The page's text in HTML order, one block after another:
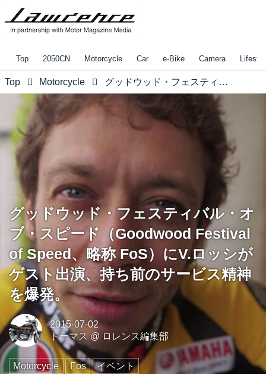
Top 2050CN Motorcycle Car e-Bike Camera
Top Motorcycle グッドウッド・フェスティバル・オブ・スピード（Goodwood Festival of Speed、略称 FoS）にV.ロッシがゲスト出演、持ち前のサービス精神を爆発。
グッドウッド・フェスティバル・オ
ブ・スピード（Goodwood Festival
of Speed、略称 FoS）にV.ロッシが
ゲスト出演、持ち前のサービス精神
を爆発。
2015-07-02
トーマス@ ロレンス編集部
Motorcycle Fos イベント